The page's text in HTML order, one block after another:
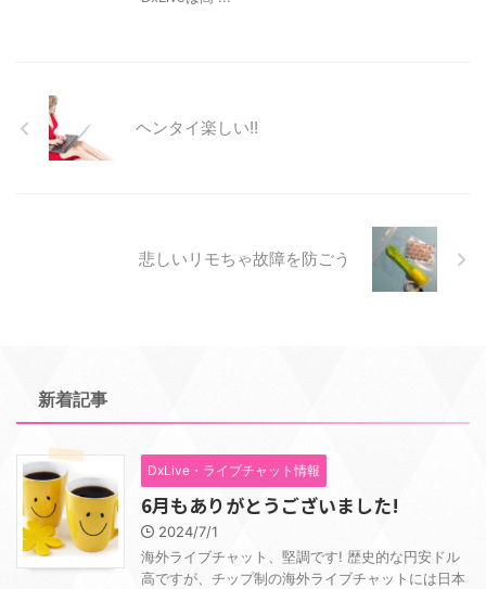
ヘンタイ楽しい!!
悲しいリモちゃ故障を防ごう
新着記事
DxLive・ライブチャット情報
6月もありがとうございました!
2024/7/1
海外ライブチャット、堅調です! 歴史的な円安ドル
高ですが、チップ制の海外ライブチャットには日本